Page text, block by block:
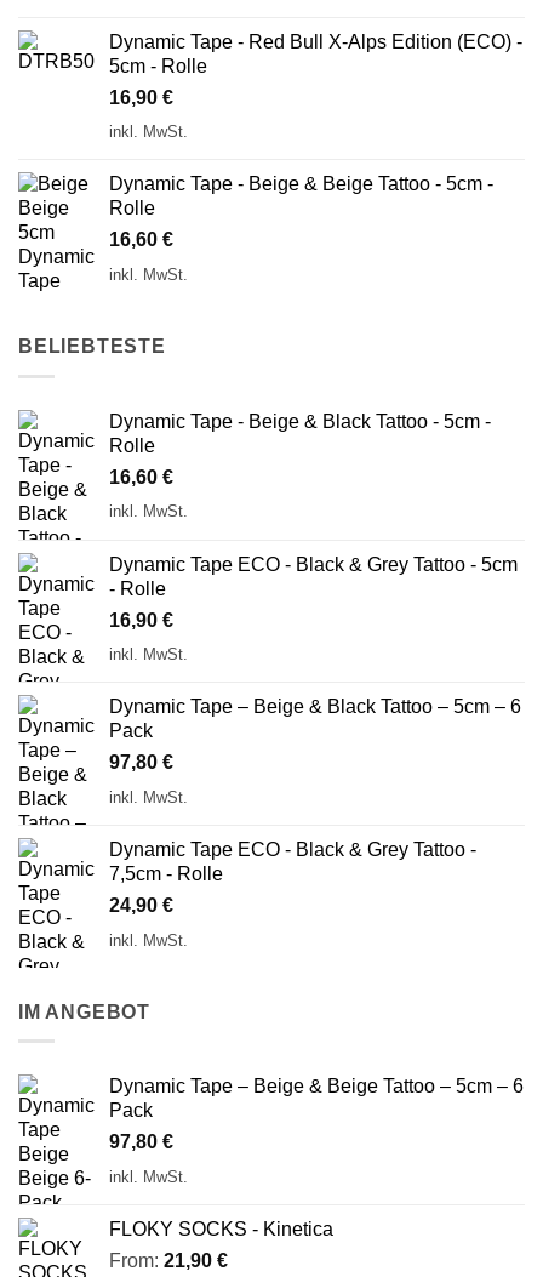
Dynamic Tape - Red Bull X-Alps Edition (ECO) -
5cm - Rolle
16,90 €
inkl. MwSt.
Dynamic Tape - Beige & Beige Tattoo - 5cm -
Rolle
16,60 €
inkl. MwSt.
BELIEBTESTE
Dynamic Tape - Beige & Black Tattoo - 5cm -
Rolle
16,60 €
inkl. MwSt.
Dynamic Tape ECO - Black & Grey Tattoo - 5cm
- Rolle
16,90 €
inkl. MwSt.
Dynamic Tape – Beige & Black Tattoo – 5cm – 6
Pack
97,80 €
inkl. MwSt.
Dynamic Tape ECO - Black & Grey Tattoo -
7,5cm - Rolle
24,90 €
inkl. MwSt.
IM ANGEBOT
Dynamic Tape – Beige & Beige Tattoo – 5cm – 6
Pack
97,80 €
inkl. MwSt.
FLOKY SOCKS - Kinetica
From: 21,90 €